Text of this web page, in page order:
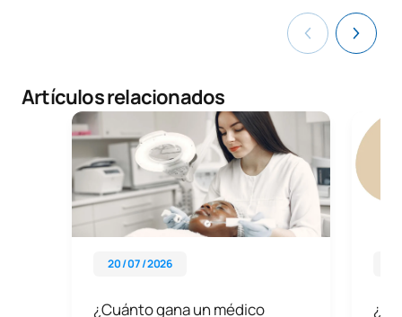
Artículos relacionados
20 / 07 / 2026
¿Cuánto gana un médico